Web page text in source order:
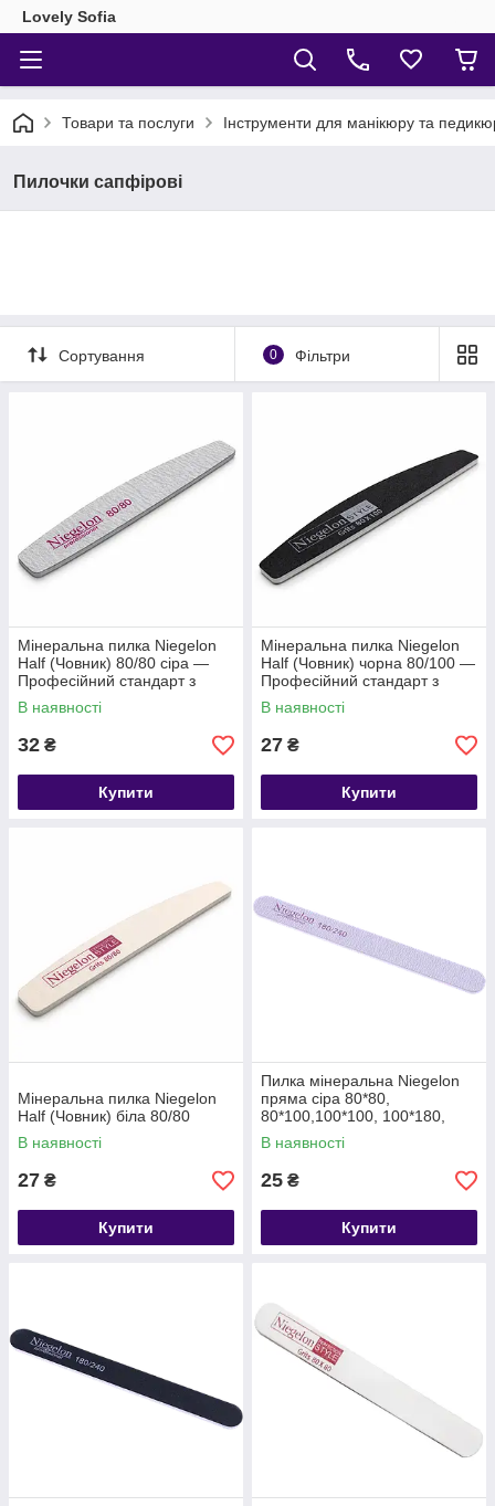
Lovely Sofia
Товари та послуги Інструменти для манікюру та
Пилочки сапфірові
Сортування 0 Фільтри
Мінеральна пилка Niegelon
Half (Човник) 80/80 сіра —
Професійний стандарт з
німецьким характером
В наявності
32 ₴
Купити
Мінеральна пилка Niegelon
Half (Човник) чорна 80/100 —
Професійний стандарт з
німецьким характером
В наявності
27 ₴
Купити
Мінеральна пилка Niegelon
Half (Човник) біла 80/80
В наявності
27 ₴
Купити
Пилка мінеральна Niegelon
пряма сіра 80*80,
80*100,100*100, 100*180,
180*240
В наявності
25 ₴
Купити